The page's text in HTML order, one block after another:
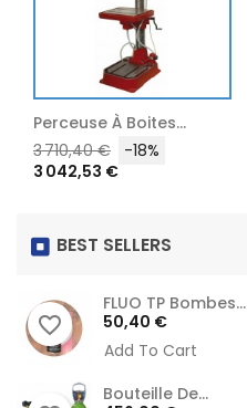
Perceuse À Boites...
Prix
3 710,40 € -18%
3 042,53 €
BEST SELLERS
FLUO TP Bombes...
Prix
50,40 €
Add To Cart
favorite_border
Bouteille De...